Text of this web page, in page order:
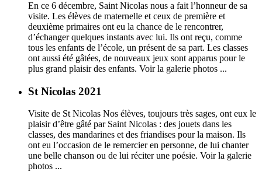
En ce 6 décembre, Saint Nicolas nous a fait l’honneur de sa
visite. Les élèves de maternelle et ceux de première et
deuxième primaires ont eu la chance de le rencontrer,
d’échanger quelques instants avec lui. Ils ont reçu, comme
tous les enfants de l’école, un présent de sa part. Les classes
ont aussi été gâtées, de nouveaux jeux sont apparus pour le
plus grand plaisir des enfants. Voir la galerie photos ...
St Nicolas 2021
Visite de St Nicolas Nos élèves, toujours très sages, ont eux le
plaisir d’être gâté par Saint Nicolas : des jouets dans les
classes, des mandarines et des friandises pour la maison. Ils
ont eu l’occasion de le remercier en personne, de lui chanter
une belle chanson ou de lui réciter une poésie. Voir la galerie
photos ...